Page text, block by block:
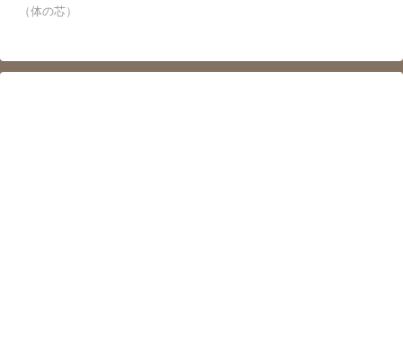
（体の芯）